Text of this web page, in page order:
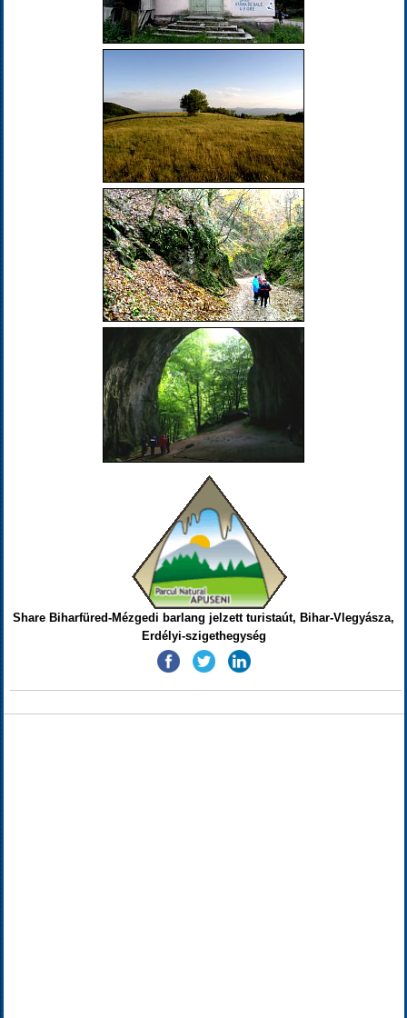
Share Biharfüred-Mézgedi barlang jelzett turistaút, Bihar-Vlegyásza,
Erdélyi-szigethegység